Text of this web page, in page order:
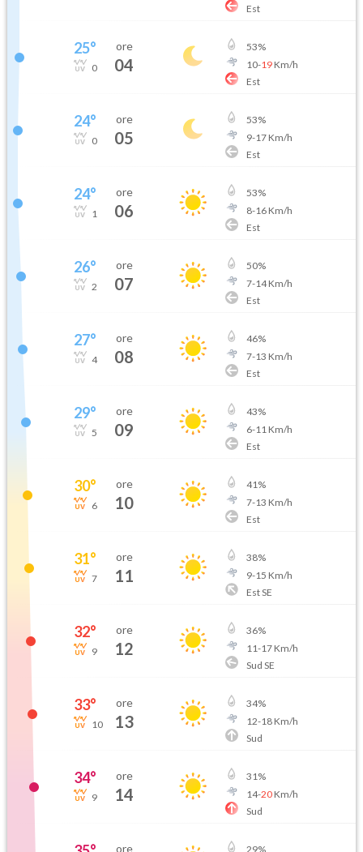
Est
25°
0
ore
04
53%
10-19Km/h
Est
24°
0
ore
05
53%
9-17Km/h
Est
24°
1
ore
06
53%
8-16Km/h
Est
26°
2
ore
07
50%
7-14Km/h
Est
27°
4
ore
08
46%
7-13 Km/h
Est
29°
5
ore
09
43%
6-11 Km/h
Est
30°
6
ore
10
41%
7-13 Km/h
Est
31°
7
ore
11
38%
9-15 Km/h
Est SE
32°
9
ore
12
36%
11-17Km/h
Sud SE
33°
10
ore
13
34%
12-18Km/h
Sud
34°
9
ore
14
31%
14-20Km/h
Sud
ore 29%